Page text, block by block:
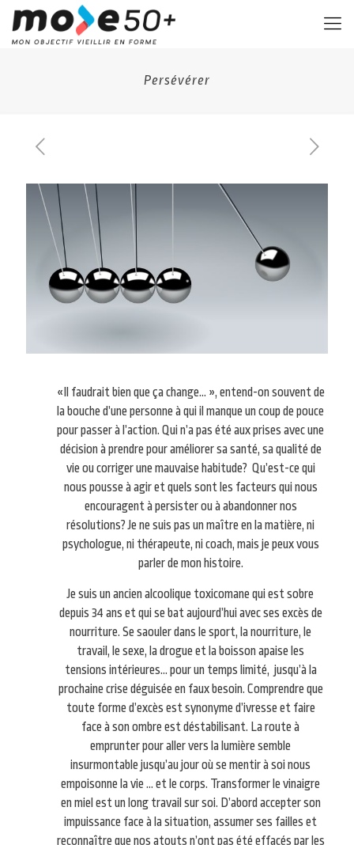
Persévérer
«Il faudrait bien que ça change… », entend-on souvent de
la bouche d’une personne à qui il manque un coup de pouce
pour passer à l’action. Qui n’a pas été aux prises avec une
décision à prendre pour améliorer sa santé, sa qualité de
vie ou corriger une mauvaise habitude? Qu’est-ce qui
nous pousse à agir et quels sont les facteurs qui nous
encouragent à persister ou à abandonner nos
résolutions? Je ne suis pas un maître en la matière, ni
psychologue, ni thérapeute, ni coach, mais je peux vous
parler de mon histoire.
Je suis un ancien alcoolique toxicomane qui est sobre
depuis 34 ans et qui se bat aujourd’hui avec ses excès de
nourriture. Se saouler dans le sport, la nourriture, le
travail, le sexe, la drogue et la boisson apaise les
tensions intérieures… pour un temps limité, jusqu’à la
prochaine crise déguisée en faux besoin. Comprendre que
toute forme d’excès est synonyme d’ivresse et faire
face à son ombre est déstabilisant. La route à
emprunter pour aller vers la lumière semble
insurmontable jusqu’au jour où se mentir à soi nous
empoisonne la vie … et le corps. Transformer le vinaigre
en miel est un long travail sur soi. D’abord accepter son
impuissance face à la situation, assumer ses failles et
reconnaître que nos atouts n’ont pas été effacés par les